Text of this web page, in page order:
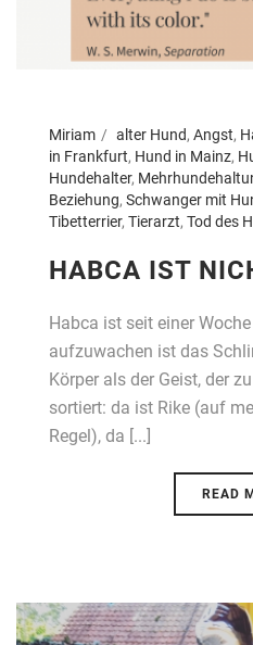
Miriam alter Hund, Angst,
in Frankfurt, Hund in Mainz,
Hundehalter,
Beziehung, Schwanger mit
Tibetterrier, Tierarzt, Tod des
HABCA IST
Habca ist seit einer
aufzuwachen ist das
Körper als der Geist, der
sortiert: da ist Rike (auf
Regel), da [...]
READ